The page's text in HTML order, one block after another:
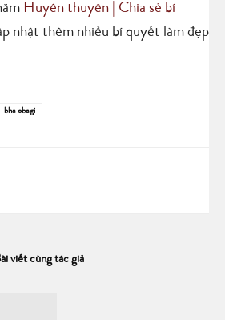
Huyên thuyên | Chia sẻ bí
nhật thêm nhiều bí quyết làm đẹp
bha obagi
viết cùng tác giả